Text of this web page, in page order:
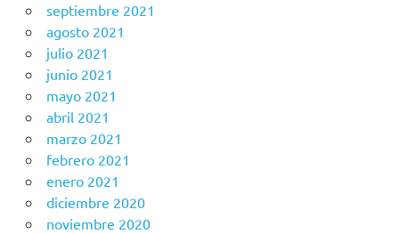
septiembre 2021
agosto 2021
julio 2021
junio 2021
mayo 2021
abril 2021
marzo 2021
febrero 2021
enero 2021
diciembre 2020
noviembre 2020